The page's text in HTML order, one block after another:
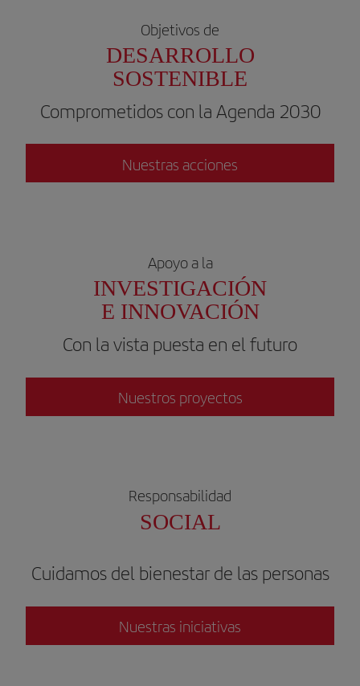
Objetivos de
DESARROLLO
SOSTENIBLE
Comprometidos con la Agenda 2030
Nuestras acciones
Apoyo a la
INVESTIGACIÓN
E INNOVACIÓN
Con la vista puesta en el futuro
Nuestros proyectos
Responsabilidad
SOCIAL
Cuidamos del bienestar de las personas
Nuestras iniciativas